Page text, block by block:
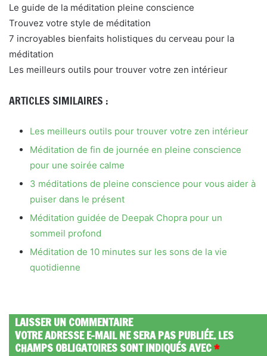
Le guide de la méditation pleine conscience
Trouvez votre style de méditation
7 incroyables bienfaits holistiques du cerveau pour la
méditation
Les meilleurs outils pour trouver votre zen intérieur
ARTICLES SIMILAIRES :
Les meilleurs outils pour trouver votre zen intérieur
Méditation de fin de journée en pleine conscience
pour une soirée calme
3 méditations de pleine conscience pour vous aider à
puiser dans le présent
Méditation guidée de Deepak Chopra pour un
sommeil profond
Méditation de 10 minutes sur les sons de la vie
quotidienne
LAISSER UN COMMENTAIRE
VOTRE ADRESSE E-MAIL NE SERA PAS PUBLIÉE.LES
CHAMPS OBLIGATOIRES SONT INDIQUÉS AVEC*